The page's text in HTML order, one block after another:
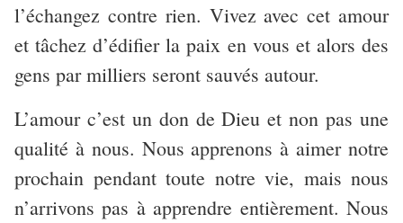
l’échangez contre rien. Vivez avec cet amour
et tâchez d’édifier la paix en vous et alors des
gens par milliers seront sauvés autour.
L’amour c’est un don de Dieu et non pas une
qualité à nous. Nous apprenons à aimer notre
prochain pendant toute notre vie, mais nous
n’arrivons pas à apprendre entièrement. Nous